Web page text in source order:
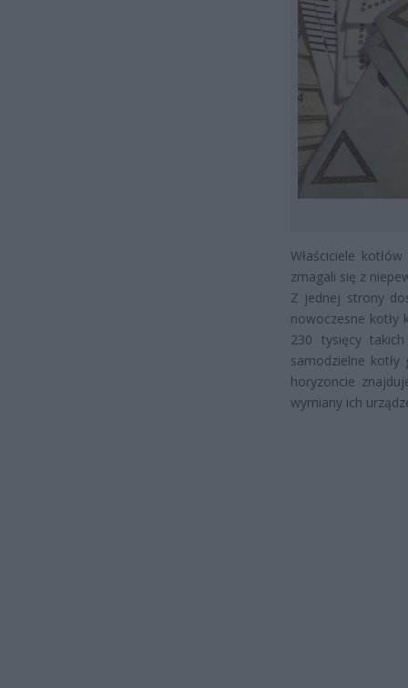
Właściciele
zmagali się z
Z jednej strony
nowoczesne kotły
230 tysięcy
samodzielne
horyzoncie
wymiany ich